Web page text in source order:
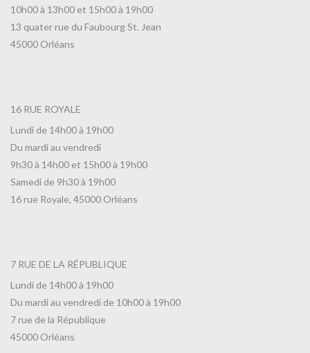
10h00 à 13h00 et 15h00 à 19h00
13 quater rue du Faubourg St. Jean
45000 Orléans
16 RUE ROYALE
Lundi de 14h00 à 19h00
Du mardi au vendredi
9h30 à 14h00 et 15h00 à 19h00
Samedi de 9h30 à 19h00
16 rue Royale, 45000 Orléans
7 RUE DE LA RÉPUBLIQUE
Lundi de 14h00 à 19h00
Du mardi au vendredi de 10h00 à 19h00
7 rue de la République
45000 Orléans